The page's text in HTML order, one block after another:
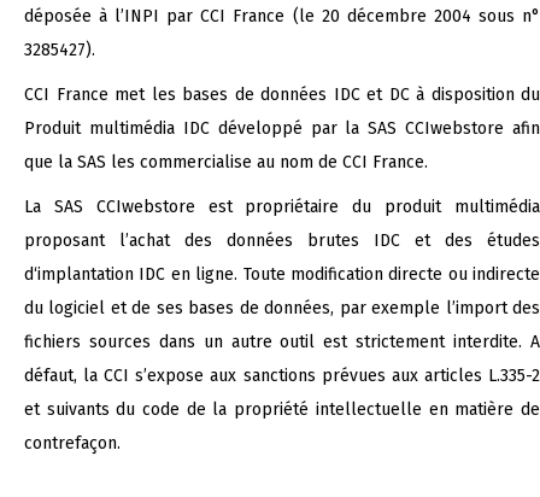
déposée à l’INPI par CCI France (le 20 décembre 2004 sous n°
3285427).
CCI France met les bases de données IDC et DC à disposition du
Produit multimédia IDC développé par la SAS CCIwebstore afin
que la SAS les commercialise au nom de CCI France.
La SAS CCIwebstore est propriétaire du produit multimédia
proposant l’achat des données brutes IDC et des études
d‘implantation IDC en ligne. Toute modification directe ou indirecte
du logiciel et de ses bases de données, par exemple l’import des
fichiers sources dans un autre outil est strictement interdite. A
défaut, la CCI s’expose aux sanctions prévues aux articles L.335-2
et suivants du code de la propriété intellectuelle en matière de
contrefaçon.